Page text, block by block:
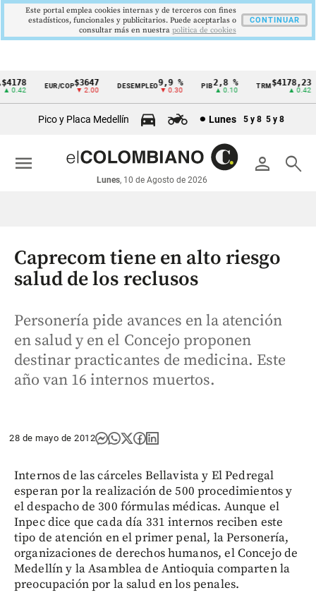
Cintillo
económicos
Colombia
EUR/COP$3647
▼ 2.00
DESEMPLEO9,9 %
▼ 0.30
2,8 %
▲ 0.10
TRM$4178,23
▲ 0.42
Pico y Placa Medellín Lunes 5 y 8 5 y 8
person search
Lunes, 10 de Agosto de 2026
menu
Caprecom tiene en alto riesgo
salud de los reclusos
Personería pide avances en la atención
en salud y en el Concejo proponen
destinar practicantes de medicina. Este
año van 16 internos muertos.
28 de mayo de 2012
Internos de las cárceles Bellavista y El Pedregal
esperan por la realización de 500 procedimientos y
el despacho de 300 fórmulas médicas. Aunque el
Inpec dice que cada día 331 internos reciben este
tipo de atención en el primer penal, la Personería,
organizaciones de derechos humanos, el Concejo de
Medellín y la Asamblea de Antioquia comparten la
preocupación por la salud en los penales.
Este portal emplea cookies internas y de terceros con fines
estadísticos, funcionales y publicitarios. Puede aceptarlas o
consultar más en nuestra politica de cookies
CONTINUAR